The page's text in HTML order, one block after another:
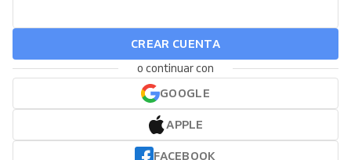
CREAR CUENTA
o continuar con
GOOGLE
APPLE
FACEBOOK